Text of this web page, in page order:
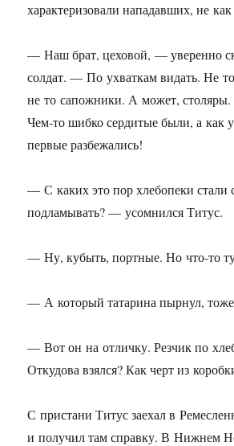
характеризовали нападавших, не
— Наш брат, цеховой, — уверенно
солдат. — По ухваткам видать. Не
не то сапожники. А может,
Чем-то шибко сердитые были, а
первые разбежались!
— С каких это пор хлебопеки стали
подламывать? — усомнился Титус.
— Ну, кубыть, портные. Но что-то
— А который татарина пырнул,
— Вот он на отличку. Резчик по
Откудова взялся? Как черт из
С пристани Титус заехал в
и получил там справку. В Нижнем